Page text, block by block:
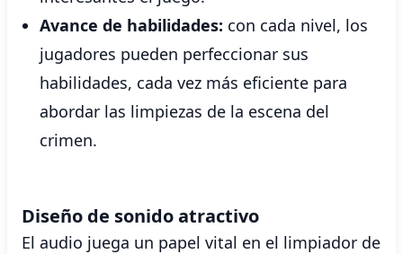
Avance de habilidades: con cada nivel, los
jugadores pueden perfeccionar sus
habilidades, cada vez más eficiente para
abordar las limpiezas de la escena del
crimen.
Diseño de sonido atractivo
El audio juega un papel vital en el limpiador de